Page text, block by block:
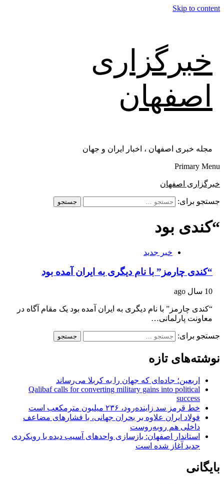
Skip to content
خبرگزاری
اصفهان
مجله خبری اصفهان ، اخبار ایران و جهان
Primary Menu
خبرگزاری اصفهان
جستجو برای:
“کندی بود
خبر جدید
“کندی چارمز” با نام دیگری به ایران آمده بود
10 سال ago
“کندی چارمز” با نام دیگری به ایران آمده بود یک مقام آگاه در
معاونت پارلمانی…
جستجو برای:
نوشته‌های تازه
اربعین؛ جاده‌ای که جهان را به کربلا می‌رساند
Qalibaf calls for converting military gains into political
success
خط قرمز سد زاینده‌رود، ۲۳۶ میلیون مترمکعب است
فولاد ایران علاوه بر بحران جهانی، با فشارهای مضاعف
داخلی هم روبه‌روست
استاندار اصفهان: بازسازی واحدهای آسیب دیده با رویکردی
جدید آغاز شده است
بایگانی